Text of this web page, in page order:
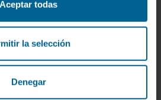
Aceptar todas
la selección
Denegar